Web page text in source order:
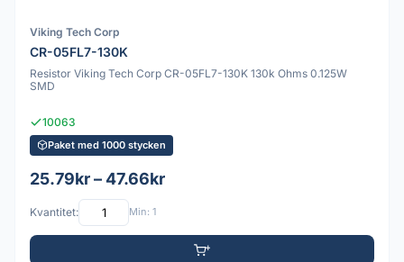
Viking Tech Corp
CR-05FL7-130K
Resistor Viking Tech Corp CR-05FL7-130K 130k Ohms 0.125W
SMD
10063
Paket med 1000 stycken
25.79kr – 47.66kr
Kvantitet: Min: 1